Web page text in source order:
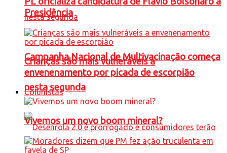
Campanha Nacional de Multivacinação começa
nesta segunda
Presidência
Crianças são mais vulneráveis a
envenenamento por picada de escorpião
Colunistas
Vivemos um novo boom mineral?